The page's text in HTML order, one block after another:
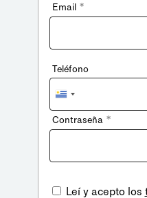
Email *
Teléfono
Uruguay
+598
Contraseña *
Leí y acepto los